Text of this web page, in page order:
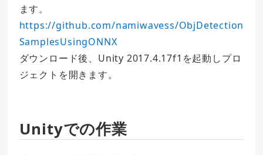
ます。
https://github.com/namiwavess/ObjDetection
SamplesUsingONNX
ダウンロード後、Unity 2017.4.17f1を起動しプロ
ジェクトを開きます。
Unityでの作業